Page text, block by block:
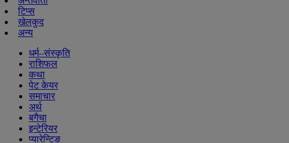
टिप्स
खेलकुद
अन्य
धर्म–संस्कृति
राशिफल
कथा
पेट केयर
समाचार
अर्थ
बगैचा
इन्टेरियर
प्यारेन्टिङ